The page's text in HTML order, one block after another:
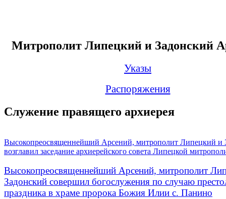
Митрополит Липецкий и Задонский
Указы
Распоряжения
Служение правящего архиерея
Высокопреосвященнейший Арсений, митрополит Липецкий и
возглавил заседание архиерейского совета Липецкой
Высокопреосвященнейший Арсений, митрополит
Задонский совершил богослужения по случаю
праздника в храме пророка Божия Илии с. Панино